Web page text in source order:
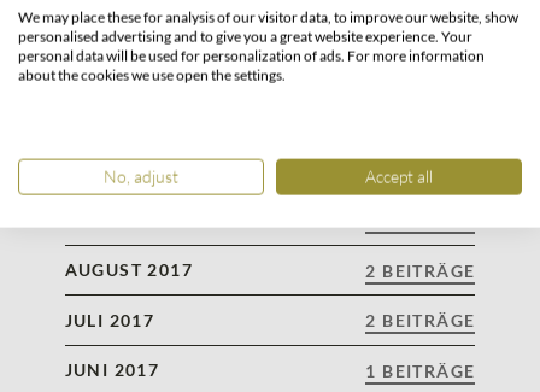
SEPTEMBER 2018 1 BEITRÄGE
AUGUST 2018
MAI 2018 2 BEITRÄGE
AUGUST 2017 2 BEITRÄGE
JULI 2017 2 BEITRÄGE
JUNI 2017 1 BEITRÄGE
We may place these for analysis of our visitor data, to improve our website, show
personalised advertising and to give you a great website experience. Your
personal data will be used for personalization of ads. For more information
about the cookies we use open the settings.
No, adjust Accept all